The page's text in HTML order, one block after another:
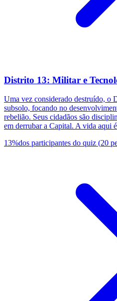
Distrito 13: Militar e
Uma vez considerado destruído, o
subsolo, focando no
rebelião. Seus cidadãos são
em derrubar a Capital. A vida aqui
13%dos participantes do quiz (20